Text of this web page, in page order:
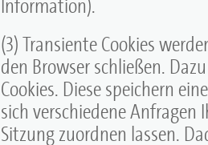
(3) Transiente Cookies
den Browser schließen.
Cookies. Diese speichern
sich verschiedene Anfragen
Sitzung zuordnen lassen.